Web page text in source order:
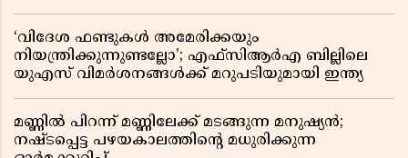
‘വിദേശ ഫണ്ടുകൾ അമേരിക്കയും
നിയന്ത്രിക്കുന്നുണ്ടല്ലോ’; എഫ്സിആർഎ ബില്ലിലെ
യുഎസ് വിമർശനങ്ങൾക്ക് മറുപടിയുമായി ഇന്ത്യ
മണ്ണിൽ പിറന്ന് മണ്ണിലേക്ക് മടങ്ങുന്ന മനുഷ്യൻ;
നഷ്ടപ്പെട്ട പഴയകാലത്തിൻ്റെ മധുരിക്കുന്ന